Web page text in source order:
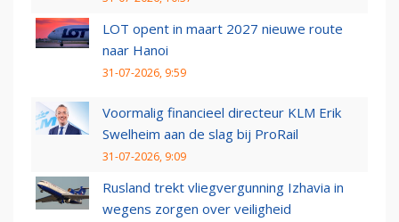
LOT opent in maart 2027 nieuwe route
naar Hanoi
31-07-2026, 9:59
Voormalig financieel directeur KLM Erik
Swelheim aan de slag bij ProRail
31-07-2026, 9:09
Rusland trekt vliegvergunning Izhavia in
wegens zorgen over veiligheid